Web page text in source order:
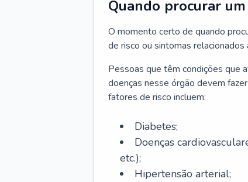
Quando procurar
O momento certo de quando
de risco ou sintomas relacionados
Pessoas que têm condições que
doenças nesse órgão devem
fatores de risco incluem:
Diabetes;
Doenças
etc.);
Hipertensão arterial;